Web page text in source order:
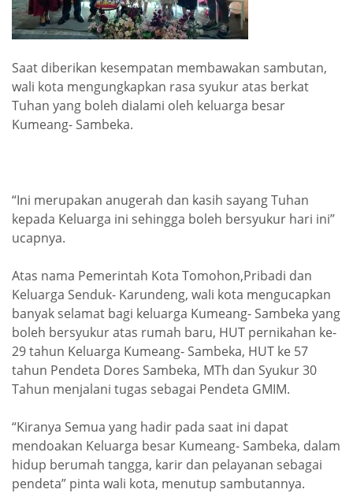
Saat diberikan kesempatan membawakan sambutan,
wali kota mengungkapkan rasa syukur atas berkat
Tuhan yang boleh dialami oleh keluarga besar
Kumeang- Sambeka.
“Ini merupakan anugerah dan kasih sayang Tuhan
kepada Keluarga ini sehingga boleh bersyukur hari ini”
ucapnya.
Atas nama Pemerintah Kota Tomohon,Pribadi dan
Keluarga Senduk- Karundeng, wali kota mengucapkan
banyak selamat bagi keluarga Kumeang- Sambeka yang
boleh bersyukur atas rumah baru, HUT pernikahan ke-
29 tahun Keluarga Kumeang- Sambeka, HUT ke 57
tahun Pendeta Dores Sambeka, MTh dan Syukur 30
Tahun menjalani tugas sebagai Pendeta GMIM.
“Kiranya Semua yang hadir pada saat ini dapat
mendoakan Keluarga besar Kumeang- Sambeka, dalam
hidup berumah tangga, karir dan pelayanan sebagai
pendeta” pinta wali kota, menutup sambutannya.